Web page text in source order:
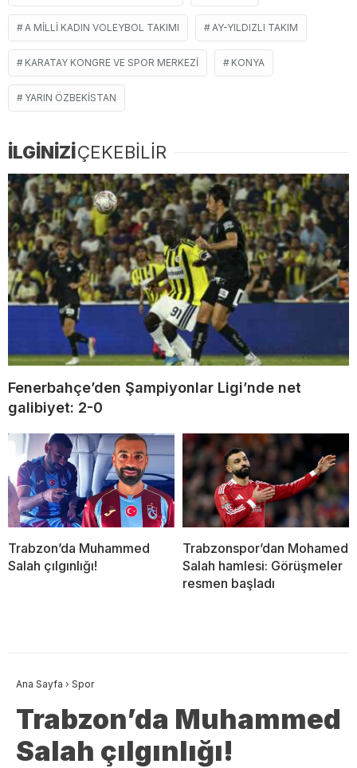
A MILLI KADIN VOLEYBOL TAKIMI AY-YILDIZLI TAKIM
KARATAY KONGRE VE SPOR MERKEZI KONYA
YARIN ÖZBEKISTAN
İLGİNİZİÇEKEBİLİR
Fenerbahçe’den Şampiyonlar Ligi’nde net
galibiyet: 2-0
Trabzon’da Muhammed
Salah çılgınlığı!
Trabzonspor’dan Mohamed
Salah hamlesi: Görüşmeler
resmen başladı
Ana Sayfa › Spor
Trabzon’da Muhammed
Salah çılgınlığı!